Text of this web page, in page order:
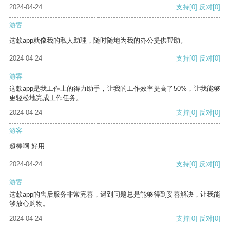
2024-04-24
支持[0] 反对[0]
游客
这款app就像我的私人助理，随时随地为我的办公提供帮助。
2024-04-24 支持[0] 反对[0]
游客
这款app是我工作上的得力助手，让我的工作效率提高了50%，让我能够
更轻松地完成工作任务。
2024-04-24
支持[0] 反对[0]
游客
超棒啊 好用
2024-04-24 支持[0] 反对[0]
游客
这款app的售后服务非常完善，遇到问题总是能够得到妥善解决，让我能
够放心购物。
2024-04-24
支持[0] 反对[0]